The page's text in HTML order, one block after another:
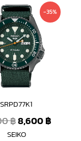
-35%
SRPD77K1
฿
Original
price
was:
13,300 ฿.
8,600฿
price
SEIKO